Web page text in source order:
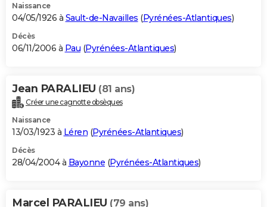
Naissance
04/05/1926 à Sault-de-Navailles (Pyrénées-Atlantiques)
Décès
06/11/2006 à Pau (Pyrénées-Atlantiques)
Jean PARALIEU (81 ans)
Créer une cagnotte obsèques
Naissance
13/03/1923 à Léren (Pyrénées-Atlantiques)
Décès
28/04/2004 à Bayonne (Pyrénées-Atlantiques)
Marcel PARALIEU (79 ans)